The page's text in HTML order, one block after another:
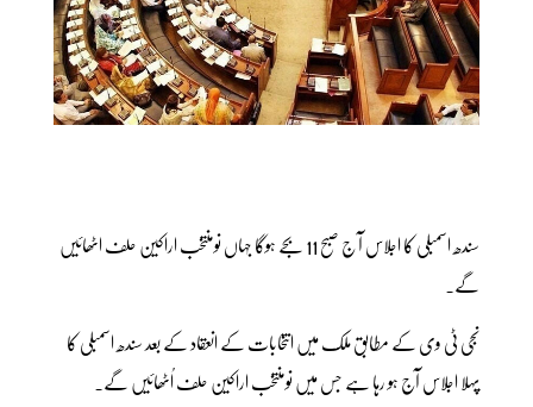
سندھ اسمبلی کا اجلاس آ ج صبح 11 بجے ہوگا جہاں نومنتخب اراکین حلف اٹھائیں
گے۔
نجی ٹی وی کے مطابق ملک میں انتخابات کے انعقاد کے بعد سندھ اسمبلی کا
پہلا اجلاس آج ہو رہا ہے جس میں نومنتخب اراکین حلف اُٹھائیں گے۔